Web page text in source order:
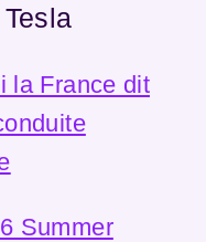
la France dit
Summer